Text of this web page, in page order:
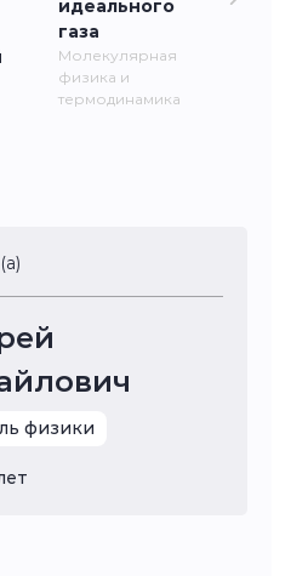
идеального
газа
Молекулярная
физика и
термодинамика
физики